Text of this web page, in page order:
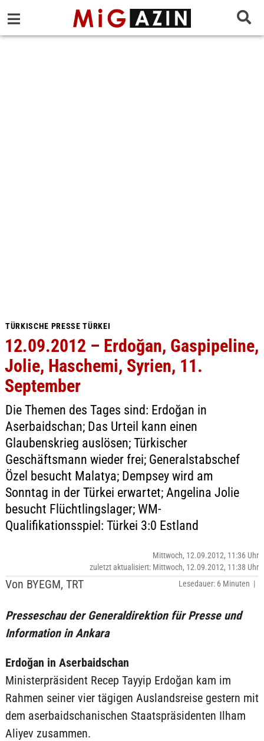
TÜRKISCHE PRESSE TÜRKEI
12.09.2012 – Erdoğan, Gaspipeline,
Jolie, Haschemi, Syrien, 11.
September
Die Themen des Tages sind: Erdoğan in
Aserbaidschan; Das Urteil kann einen
Glaubenskrieg auslösen; Türkischer
Geschäftsmann wieder frei; Generalstabschef
Özel besucht Malatya; Dempsey wird am
Sonntag in der Türkei erwartet; Angelina Jolie
besucht Flüchtlingslager; WM-
Qualifikationsspiel: Türkei 3:0 Estland
Von BYEGM, TRT
Mittwoch, 12.09.2012, 11:36 Uhr
zuletzt aktualisiert: Mittwoch, 12.09.2012, 11:38 Uhr
Lesedauer: 6 Minuten |
Presseschau der Generaldirektion für Presse und
Information in Ankara
Erdoğan in Aserbaidschan
Ministerpräsident Recep Tayyip Erdoğan kam im
Rahmen seiner vier tägigen Auslandsreise gestern mit
dem aserbaidschanischen Staatspräsidenten Ilham
Aliyev zusammen.